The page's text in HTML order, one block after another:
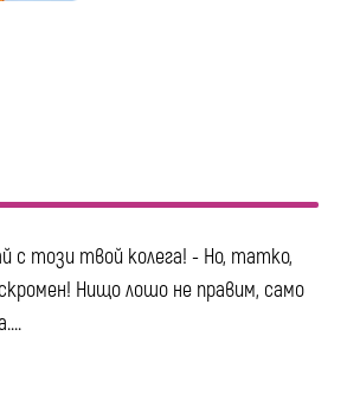
с този твой колега! - Но, татко,
Нищо лошо не правим, само